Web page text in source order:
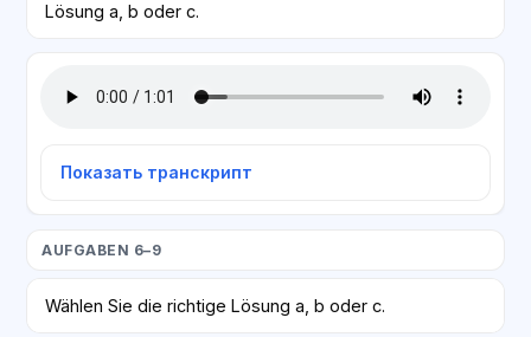
Lösung a, b oder c.
Показать транскрипт
AUFGABEN 6–9
Wählen Sie die richtige Lösung a, b oder c.